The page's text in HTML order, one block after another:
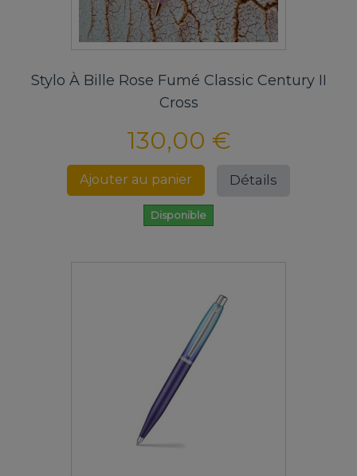
Stylo À Bille Rose Fumé Classic Century II
Cross
130,00 €
Ajouter au panier Détails
Disponible